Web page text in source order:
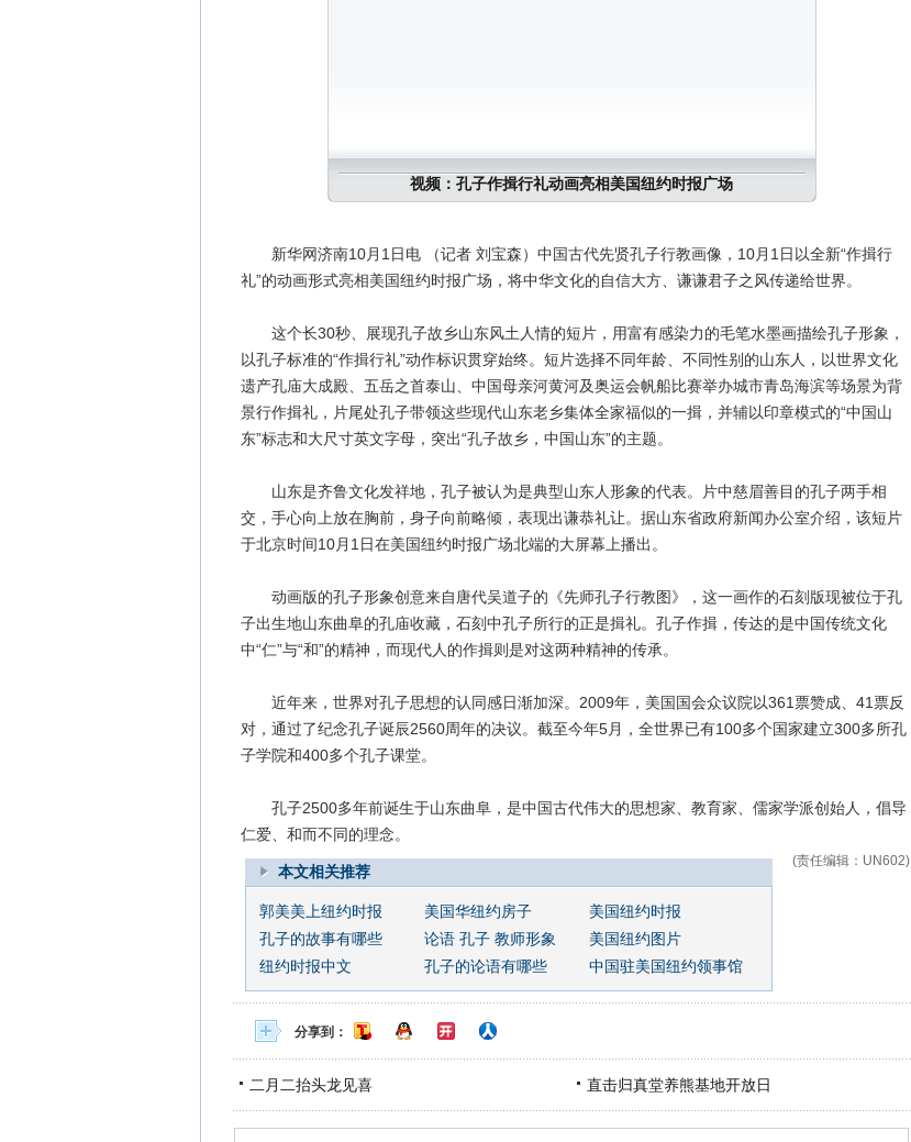
视频：孔子作揖行礼动画亮相美国纽约时报广场
新华网济南10月1日电 （记者 刘宝森）中国古代先贤孔子行教画像，10月1日以全新“作揖行
礼”的动画形式亮相美国纽约时报广场，将中华文化的自信大方、谦谦君子之风传递给世界。
这个长30秒、展现孔子故乡山东风土人情的短片，用富有感染力的毛笔水墨画描绘孔子形象，
以孔子标准的“作揖行礼”动作标识贯穿始终。短片选择不同年龄、不同性别的山东人，以世界文化
遗产孔庙大成殿、五岳之首泰山、中国母亲河黄河及奥运会帆船比赛举办城市青岛海滨等场景为背
景行作揖礼，片尾处孔子带领这些现代山东老乡集体全家福似的一揖，并辅以印章模式的“中国山
东”标志和大尺寸英文字母，突出“孔子故乡，中国山东”的主题。
山东是齐鲁文化发祥地，孔子被认为是典型山东人形象的代表。片中慈眉善目的孔子两手相
交，手心向上放在胸前，身子向前略倾，表现出谦恭礼让。据山东省政府新闻办公室介绍，该短片
于北京时间10月1日在美国纽约时报广场北端的大屏幕上播出。
动画版的孔子形象创意来自唐代吴道子的《先师孔子行教图》，这一画作的石刻版现被位于孔
子出生地山东曲阜的孔庙收藏，石刻中孔子所行的正是揖礼。孔子作揖，传达的是中国传统文化
中“仁”与“和”的精神，而现代人的作揖则是对这两种精神的传承。
近年来，世界对孔子思想的认同感日渐加深。2009年，美国国会众议院以361票赞成、41票反
对，通过了纪念孔子诞辰2560周年的决议。截至今年5月，全世界已有100多个国家建立300多所孔
子学院和400多个孔子课堂。
孔子2500多年前诞生于山东曲阜，是中国古代伟大的思想家、教育家、儒家学派创始人，倡导
仁爱、和而不同的理念。
本文相关推荐
郭美美上纽约时报 美国华纽约房子
美国纽约时报
孔子的故事有哪些
论语 孔子 教师形象
美国纽约图片
纽约时报中文
孔子的论语有哪些 中国驻美国纽约领事馆
(责任编辑：UN602)
分享到：
二月二抬头龙见喜 直击归真堂养熊基地开放日